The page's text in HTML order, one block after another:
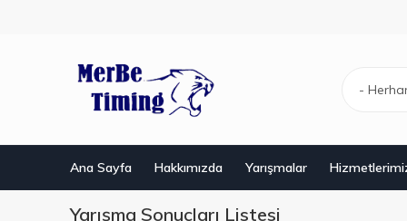
-
Ana Sayfa Hakkımızda Yarışmalar
Yarışma Sonuçları Listesi